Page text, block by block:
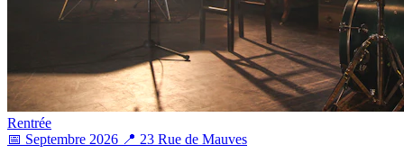
Rentrée
📅 Septembre 2026 📍 23 Rue de Mauves